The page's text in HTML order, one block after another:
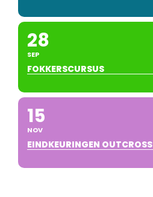
28
SEP
FOKKERSCURSUS
15
NOV
EINDKEURINGEN OUTCROSS